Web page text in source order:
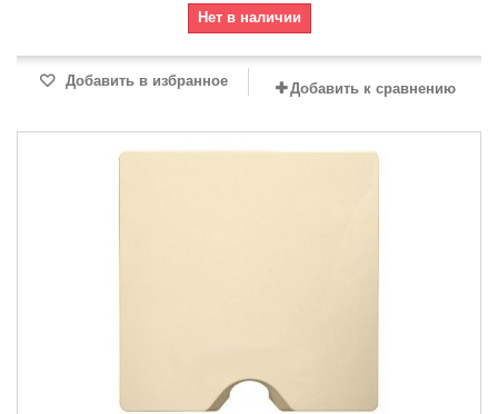
Нет в наличии
Добавить в избранное Добавить к сравнению